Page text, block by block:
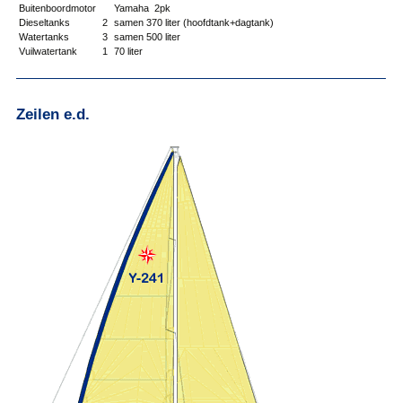
Buitenboordmotor
Yamaha 2pk
Dieseltanks
2 samen 370 liter (hoofdtank+dagtank)
Watertanks
3 samen 500 liter
Vuilwatertank
1 70 liter
Zeilen e.d.